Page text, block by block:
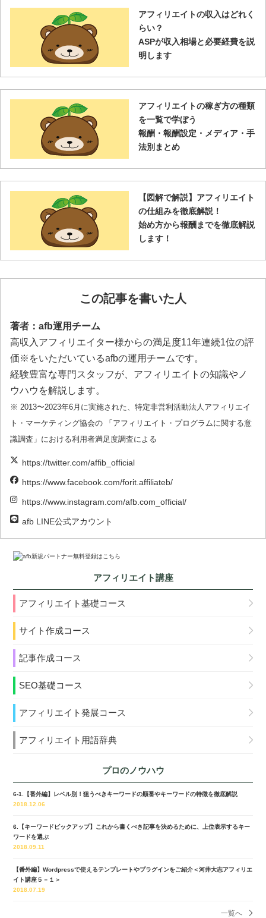
アフィリエイトの収入はどれく
らい？
ASPが収入相場と必要経費を説
明します
アフィリエイトの稼ぎ方の種類
を一覧で学ぼう
報酬・報酬設定・メディア・手
法別まとめ
【図解で解説】アフィリエイト
の仕組みを徹底解説！
始め方から報酬までを徹底解説
します！
この記事を書いた人
著者：afb運用チーム
高収入アフィリエイター様からの満足度11年連続1位の評
価※をいただいているafbの運用チームです。
経験豊富な専門スタッフが、アフィリエイトの知識やノ
ウハウを解説します。
※ 2013〜2023年6月に実施された、特定非営利活動法人アフィリエイ
ト・マーケティング協会の 「アフィリエイト・プログラムに関する意
識調査」における利用者満足度調査による
https://twitter.com/affib_official
https://www.facebook.com/forit.affiliateb/
https://www.instagram.com/afb.com_official/
afb LINE公式アカウント
アフィリエイト講座
アフィリエイト基礎コース
サイト作成コース
記事作成コース
SEO基礎コース
アフィリエイト発展コース
アフィリエイト用語辞典
プロのノウハウ
6-1.【番外編】レベル別！狙うべきキーワードの順番やキーワードの特徴を徹底解説
2018.12.06
6.【キーワードピックアップ】これから書くべき記事を決めるために、上位表示するキー
ワードを選ぶ
2018.09.11
【番外編】Wordpressで使えるテンプレートやプラグインをご紹介＜河井大志アフィリエ
イト講座５－１＞
2018.07.19
一覧へ